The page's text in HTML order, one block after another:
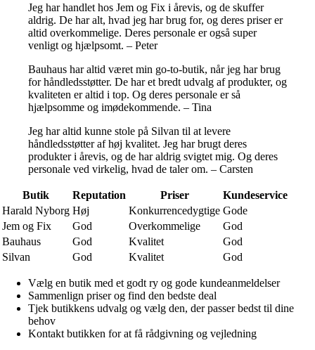
Jeg har handlet hos Jem og Fix i årevis, og de skuffer
aldrig. De har alt, hvad jeg har brug for, og deres priser er
altid overkommelige. Deres personale er også super
venligt og hjælpsomt. – Peter
Bauhaus har altid været min go-to-butik, når jeg har brug
for håndledsstøtter. De har et bredt udvalg af produkter, og
kvaliteten er altid i top. Og deres personale er så
hjælpsomme og imødekommende. – Tina
Jeg har altid kunne stole på Silvan til at levere
håndledsstøtter af høj kvalitet. Jeg har brugt deres
produkter i årevis, og de har aldrig svigtet mig. Og deres
personale ved virkelig, hvad de taler om. – Carsten
Butik Reputation Priser
Kundeservice
Harald Nyborg Høj Konkurrencedygtige Gode
Jem og Fix
God Overkommelige
God
Bauhaus
God Kvalitet
God
Silvan
God Kvalitet God
Vælg en butik med et godt ry og gode kundeanmeldelser
Sammenlign priser og find den bedste deal
Tjek butikkens udvalg og vælg den, der passer bedst til dine
behov
Kontakt butikken for at få rådgivning og vejledning